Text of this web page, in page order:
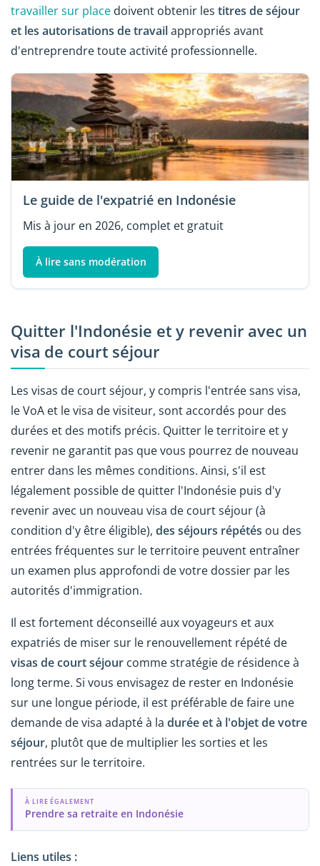
travailler sur place doivent obtenir les titres de séjour
et les autorisations de travailappropriés avant
d'entreprendre toute activité professionnelle.
Le guide de l'expatrié en Indonésie
Mis à jour en 2026, complet et gratuit
À lire sans modération
Quitter l'Indonésie et y revenir avec un
visa de court séjour
Les visas de court séjour, y compris l'entrée sans visa,
le VoA et le visa de visiteur, sont accordés pour des
durées et des motifs précis. Quitter le territoire et y
revenir ne garantit pas que vous pourrez de nouveau
entrer dans les mêmes conditions. Ainsi, s'il est
légalement possible de quitter l'Indonésie puis d'y
revenir avec un nouveau visa de court séjour (à
condition d'y être éligible), des séjours répétés ou des
entrées fréquentes sur le territoire peuvent entraîner
un examen plus approfondi de votre dossier par les
autorités d'immigration.
Il est fortement déconseillé aux voyageurs et aux
expatriés de miser sur le renouvellement répété de
visas de court séjour comme stratégie de résidence à
long terme. Si vous envisagez de rester en Indonésie
sur une longue période, il est préférable de faire une
demande de visa adapté à la durée et à l'objet de votre
séjour, plutôt que de multiplier les sorties et les
rentrées sur le territoire.
À LIRE ÉGALEMENT
Prendre sa retraite en Indonésie
Liens utiles :